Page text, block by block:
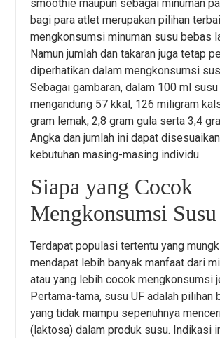
smoothie maupun sebagai minuman
bagi para atlet merupakan pilihan
mengkonsumsi minuman susu bebas
Namun jumlah dan takaran juga tetap
diperhatikan dalam mengkonsumsi
Sebagai gambaran, dalam 100 ml susu
mengandung 57 kkal, 126 miligram
gram lemak, 2,8 gram gula serta 3,4
Angka dan jumlah ini dapat
kebutuhan masing-masing individu.
Siapa yang Cocok
Mengkonsumsi
Terdapat populasi tertentu yang
mendapat lebih banyak manfaat dari
atau yang lebih cocok mengkonsumsi
Pertama-tama, susu UF adalah pilihan
yang tidak mampu sepenuhnya
(laktosa) dalam produk susu. Indikasi